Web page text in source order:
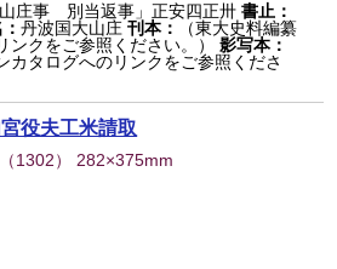
庄事 別当返事」正安四正卅 書止：
：丹波国大山庄 刊本：
（東大史料編纂
クをご参照ください。）
影写本：
カタログへのリンクをご参照くださ
役夫工米請取
（1302） 282×375mm